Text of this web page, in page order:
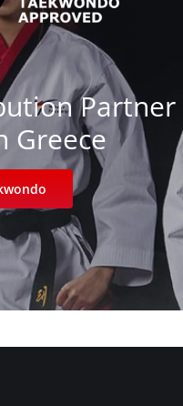
Partner
Greece